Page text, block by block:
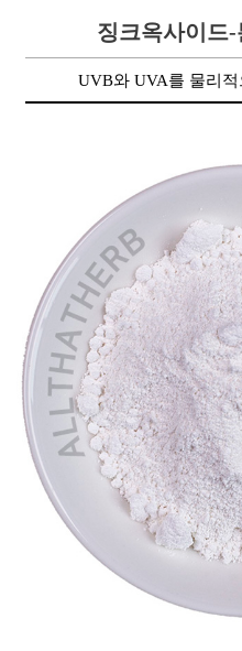
징크옥사이드
UVB와 UVA를 물리